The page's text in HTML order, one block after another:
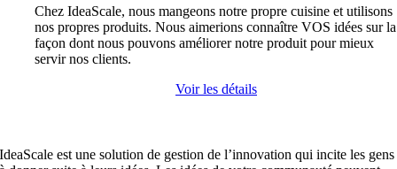
Chez IdeaScale, nous mangeons notre propre cuisine et utilisons
nos propres produits. Nous aimerions connaître VOS idées sur la
façon dont nous pouvons améliorer notre produit pour mieux
servir nos clients.
Voir les détails
IdeaScale est une solution de gestion de l’innovation qui incite les gens